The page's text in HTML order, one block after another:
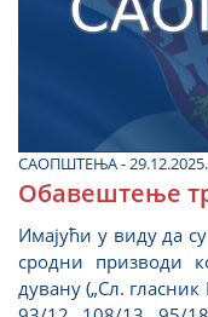
САОПШТЕЊА - 29.12.2025.
Обавештење
Имајући у виду да
сродни призводи
дувану („Сл.